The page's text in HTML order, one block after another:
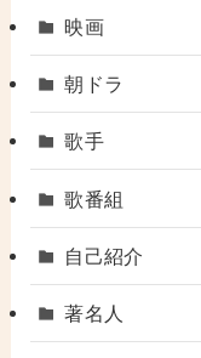
映画
朝ドラ
歌手
歌番組
自己紹介
著名人